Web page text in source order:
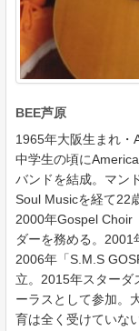
BEE芦原
1965年大阪生まれ・
中学生の頃に
バンドを結成。マン
Soul Musicを経て22
2000年Gospel Choir
ダーを務める。2001
2006年「S.M.S
立。2015年スターダ
ーラスとして参加。
育は全く受けていな